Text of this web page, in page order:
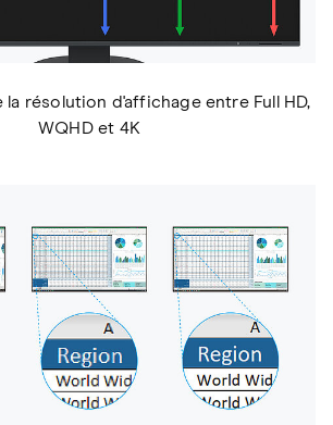
la résolution d'affichage entre Full HD,
WQHD et 4K